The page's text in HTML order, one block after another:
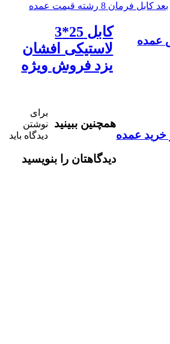
بعد کابل فرمان 8 رشته قیمت عمده
عمده
خرید عمده
همچنین ببینید
کابل 25*3
لاستیکی افشان
یزد فروش ویژه
دیدگاهتان را بنویسید
برای
نوشتن
دیدگاه باید